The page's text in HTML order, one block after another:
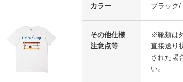
カラー ブラック/
その他仕様
注意点等
※靴類は
直接送り
された場
い。